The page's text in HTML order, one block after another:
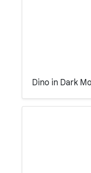
Dino in Dark